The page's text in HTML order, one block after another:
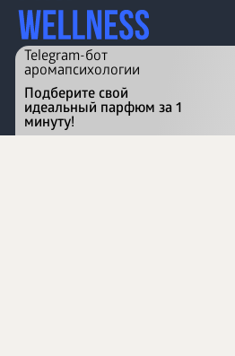
Перейти на сайт
Telegram-бот
аромапсихологии
Подберите свой
идеальный парфюм за 1
минуту!